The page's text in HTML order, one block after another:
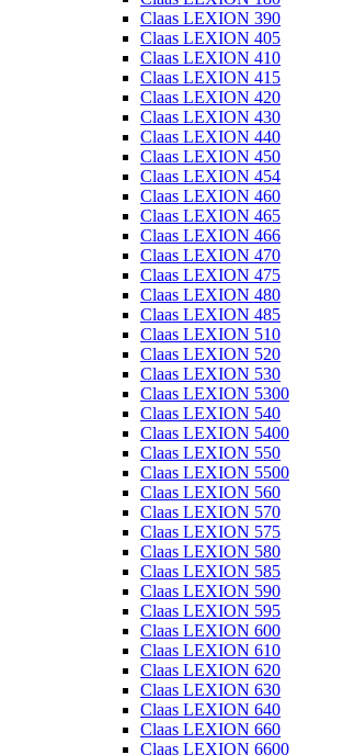
Claas LEXION 390
Claas LEXION 405
Claas LEXION 410
Claas LEXION 415
Claas LEXION 420
Claas LEXION 430
Claas LEXION 440
Claas LEXION 450
Claas LEXION 454
Claas LEXION 460
Claas LEXION 465
Claas LEXION 466
Claas LEXION 470
Claas LEXION 475
Claas LEXION 480
Claas LEXION 485
Claas LEXION 510
Claas LEXION 520
Claas LEXION 530
Claas LEXION 5300
Claas LEXION 540
Claas LEXION 5400
Claas LEXION 550
Claas LEXION 5500
Claas LEXION 560
Claas LEXION 570
Claas LEXION 575
Claas LEXION 580
Claas LEXION 585
Claas LEXION 590
Claas LEXION 595
Claas LEXION 600
Claas LEXION 610
Claas LEXION 620
Claas LEXION 630
Claas LEXION 640
Claas LEXION 660
Claas LEXION 6600